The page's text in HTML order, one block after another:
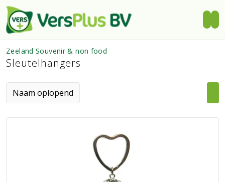
Zeeland Souvenir & non food
Sleutelhangers